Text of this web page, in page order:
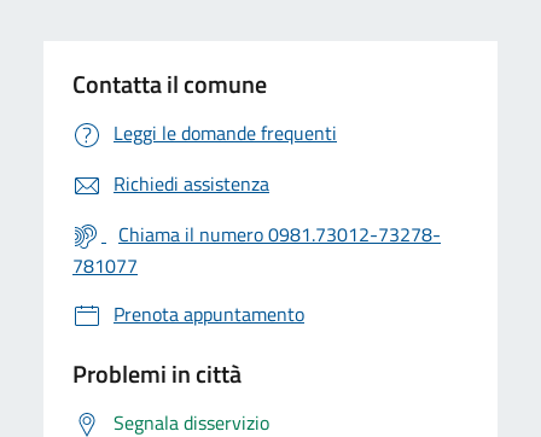
Contatta il comune
Leggi le domande frequenti
Richiedi assistenza
Chiama il numero 0981.73012-73278-
781077
Prenota appuntamento
Problemi in città
Segnala disservizio